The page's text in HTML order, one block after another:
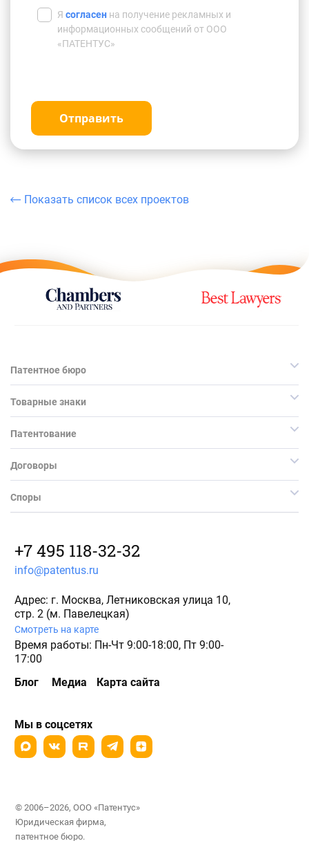
Я согласен на получение рекламных и
информационных сообщений от ООО
«ПАТЕНТУС»
Отправить
Показать список всех проектов
Патентное бюро
Товарные знаки
Патентование
Договоры
Споры
+7 495 118-32-32
info@patentus.ru
Адрес: г. Москва, Летниковская улица 10,
стр. 2 (м. Павелецкая)
Смотреть на карте
Время работы: Пн-Чт 9:00-18:00, Пт 9:00-
17:00
Блог
Медиа Карта сайта
Мы в соцсетях
© 2006–2026, ООО «Патентус»
Юридическая фирма,
патентное бюро.